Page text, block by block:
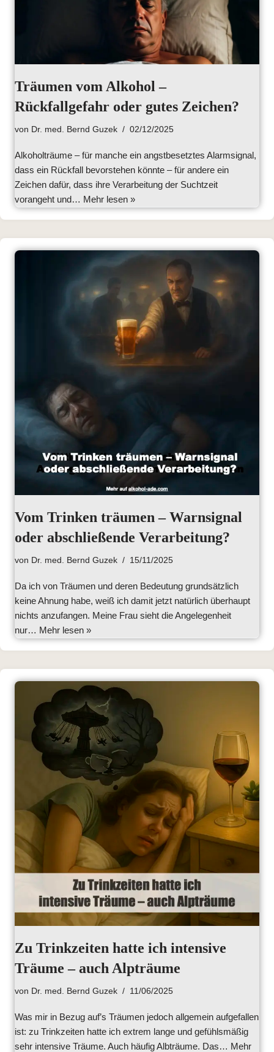
Träumen vom Alkohol –
Rückfallgefahr oder gutes Zeichen?
von Dr. med. Bernd Guzek 02/12/2025
Alkoholträume – für manche ein angstbesetztes Alarmsignal,
dass ein Rückfall bevorstehen könnte – für andere ein
Zeichen dafür, dass ihre Verarbeitung der Suchtzeit
vorangeht und… Mehr lesen »
Vom Trinken träumen – Warnsignal
oder abschließende Verarbeitung?
von Dr. med. Bernd Guzek 15/11/2025
Da ich von Träumen und deren Bedeutung grundsätzlich
keine Ahnung habe, weiß ich damit jetzt natürlich überhaupt
nichts anzufangen. Meine Frau sieht die Angelegenheit
nur… Mehr lesen »
Zu Trinkzeiten hatte ich intensive
Träume – auch Alpträume
von Dr. med. Bernd Guzek 11/06/2025
Was mir in Bezug auf’s Träumen jedoch allgemein aufgefallen
ist: zu Trinkzeiten hatte ich extrem lange und gefühlsmäßig
sehr intensive Träume. Auch häufig Albträume. Das… Mehr